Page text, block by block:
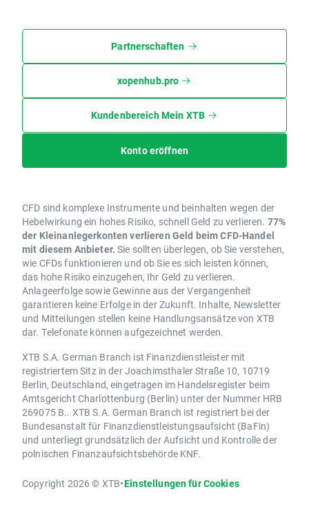
Partnerschaften
xopenhub.pro
Kundenbereich Mein XTB
Konto eröffnen
CFD sind komplexe Instrumente und beinhalten wegen der
Hebelwirkung ein hohes Risiko, schnell Geld zu verlieren. 77%
der Kleinanlegerkonten verlieren Geld beim CFD-Handel
mit diesem Anbieter. Sie sollten überlegen, ob Sie verstehen,
wie CFDs funktionieren und ob Sie es sich leisten können,
das hohe Risiko einzugehen, Ihr Geld zu verlieren.
Anlageerfolge sowie Gewinne aus der Vergangenheit
garantieren keine Erfolge in der Zukunft. Inhalte, Newsletter
und Mitteilungen stellen keine Handlungsansätze von XTB
dar. Telefonate können aufgezeichnet werden.
XTB S.A. German Branch ist Finanzdienstleister mit
registriertem Sitz in der Joachimsthaler Straße 10, 10719
Berlin, Deutschland, eingetragen im Handelsregister beim
Amtsgericht Charlottenburg (Berlin) unter der Nummer HRB
269075 B.. XTB S.A. German Branch ist registriert bei der
Bundesanstalt für Finanzdienstleistungsaufsicht (BaFin)
und unterliegt grundsätzlich der Aufsicht und Kontrolle der
polnischen Finanzaufsichtsbehörde KNF.
Copyright 2026 © XTB•Einstellungen für Cookies